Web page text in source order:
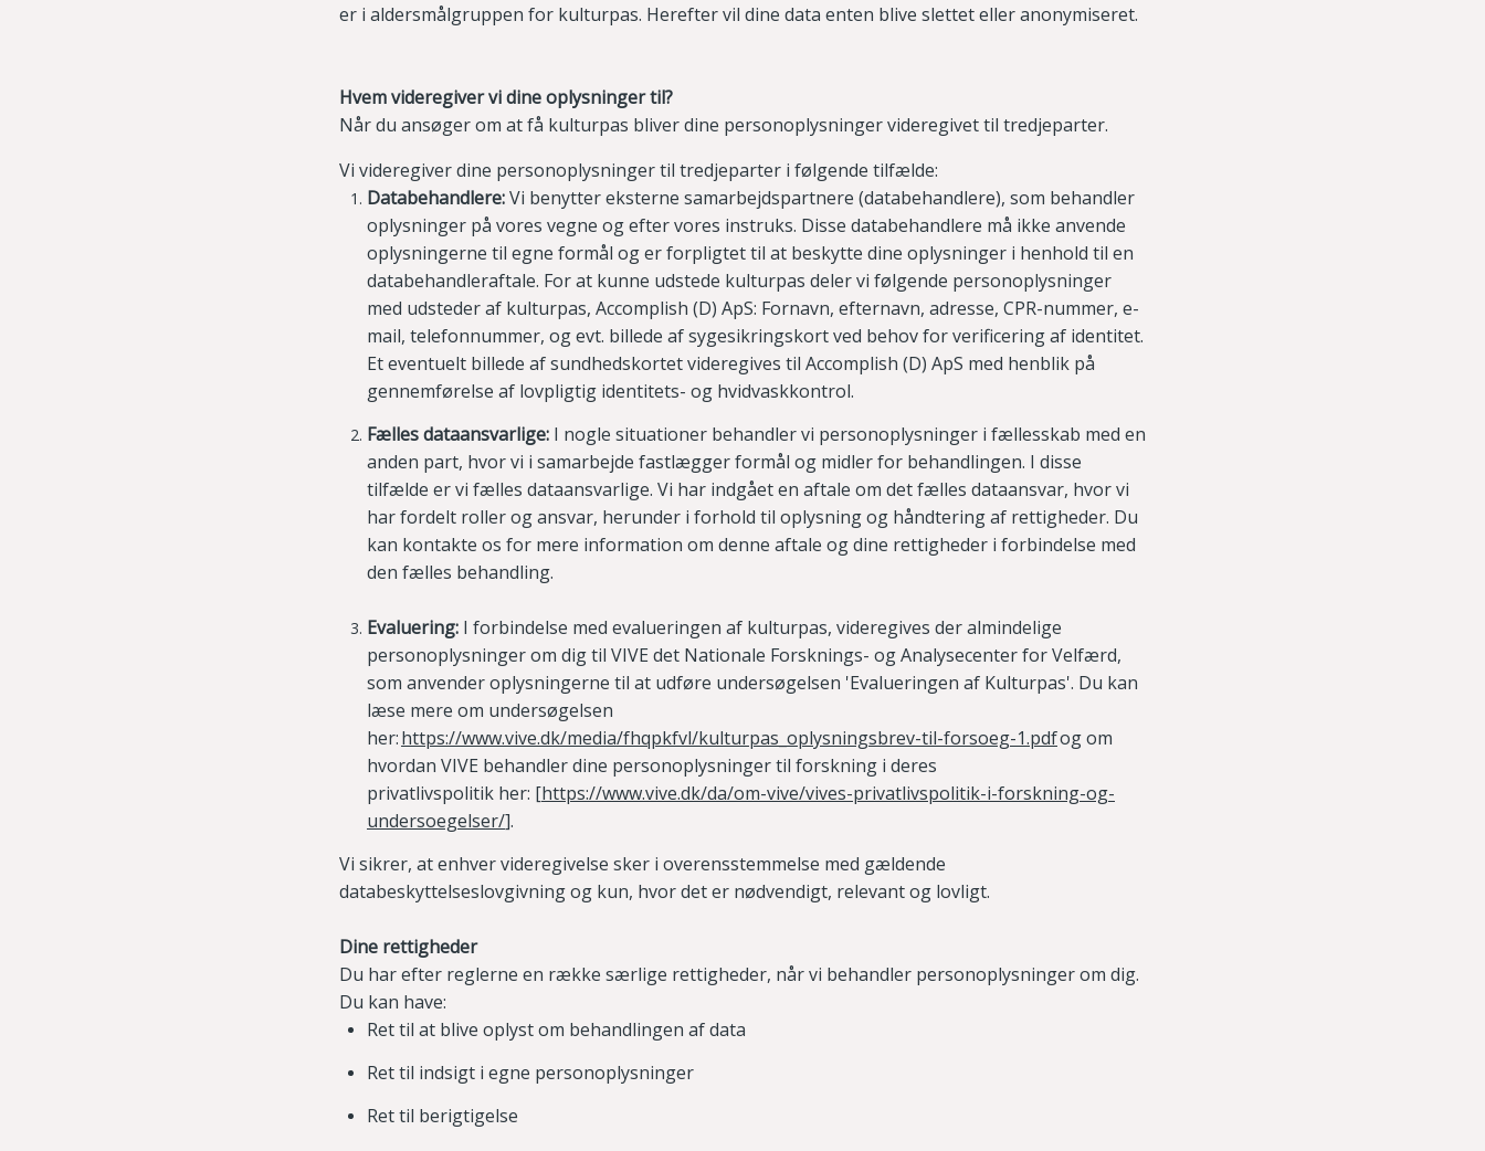
er i aldersmålgruppen for kulturpas. Herefter vil dine data enten blive slettet eller anonymiseret.
Hvem videregiver vi dine oplysninger til?
Når du ansøger om at få kulturpas bliver dine personoplysninger videregivet til tredjeparter.
Vi videregiver dine personoplysninger til tredjeparter i følgende tilfælde:
Databehandlere:Vi benytter eksterne samarbejdspartnere (databehandlere), som behandler
oplysninger på vores vegne og efter vores instruks. Disse databehandlere må ikke anvende
oplysningerne til egne formål og er forpligtet til at beskytte dine oplysninger i henhold til en
databehandleraftale. For at kunne udstede kulturpas deler vi følgende personoplysninger
med udsteder af kulturpas, Accomplish (D) ApS: Fornavn, efternavn, adresse, CPR-nummer, e-
mail, telefonnummer, og evt. billede af sygesikringskort ved behov for verificering af identitet.
Et eventuelt billede af sundhedskortet videregives til Accomplish (D) ApS med henblik på
gennemførelse af lovpligtig identitets- og hvidvaskkontrol.
Fælles dataansvarlige: I nogle situationer behandler vi personoplysninger i fællesskab med en
anden part, hvor vi i samarbejde fastlægger formål og midler for behandlingen. I disse
tilfælde er vi fælles dataansvarlige. Vi har indgået en aftale om det fælles dataansvar, hvor vi
har fordelt roller og ansvar, herunder i forhold til oplysning og håndtering af rettigheder. Du
kan kontakte os for mere information om denne aftale og dine rettigheder i forbindelse med
den fælles behandling.
Evaluering: I forbindelse med evalueringen af kulturpas, videregives der almindelige
personoplysninger om dig til VIVE det Nationale Forsknings- og Analysecenter for Velfærd,
som anvender oplysningerne til at udføre undersøgelsen 'Evalueringen af Kulturpas'. Du kan
læse mere om undersøgelsen
her:https://www.vive.dk/media/fhqpkfvl/kulturpas_oplysningsbrev-til-forsoeg-1.pdfogom
hvordan VIVE behandler dine personoplysninger til forskning i deres
privatlivspolitik her: [https://www.vive.dk/da/om-vive/vives-privatlivspolitik-i-forskning-og-
undersoegelser/].
Vi sikrer, at enhver videregivelse sker i overensstemmelse med gældende
databeskyttelseslovgivning og kun, hvor det er nødvendigt, relevant og lovligt.
Dine rettigheder
Du har efter reglerne en række særlige rettigheder, når vi behandler personoplysninger om dig.
Du kan have:
Ret til at blive oplyst om behandlingen af data
Ret til indsigt i egne personoplysninger
Ret til berigtigelse